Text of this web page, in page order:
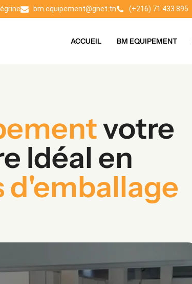
bm.equipement@gnet.tn (+216) 71 433 895
ACCUEIL BM EQUIPEMENT
votre
Idéal en
d'emballage